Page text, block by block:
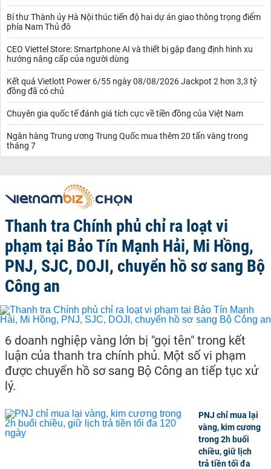
Bí thư Thành ủy Hà Nội thúc tiến độ hai dự án giao thông trọng điểm
phía Nam Thủ đô
CEO Viettel Store: Smartphone AI và thiết bị gập đang định hình xu
hướng nâng cấp của người dùng
Kết quả Vietlott Power 6/55 ngày 08/08/2026 Jackpot 2 hơn 3,3 tỷ
đồng đã có chủ
Chuyên gia quốc tế đánh giá tích cực về tiền đồng của Việt Nam
Ngân hàng Trung ương Trung Quốc mua thêm 20 tấn vàng trong
tháng 7
Thanh tra Chính phủ chỉ ra loạt vi
phạm tại Bảo Tín Mạnh Hải, Mi Hồng,
PNJ, SJC, DOJI, chuyển hồ sơ sang Bộ
Công an
6 doanh nghiệp vàng lớn bị "gọi tên" trong kết
luận của thanh tra chính phủ. Một số vi phạm
được chuyển hồ sơ sang Bộ Công an tiếp tục xử
lý.
PNJ chỉ mua lại
vàng, kim cương
trong 2h buổi
chiều, giữ lịch
trả tiền tối đa